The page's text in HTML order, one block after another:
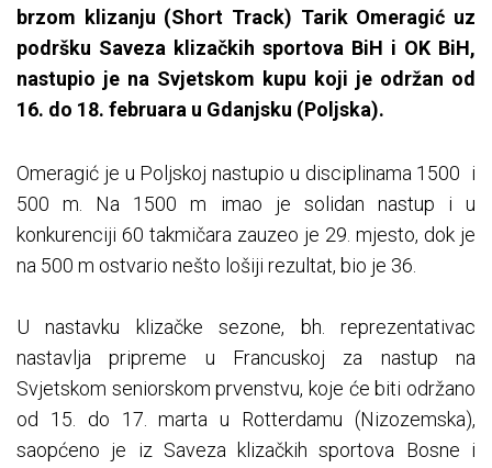
brzom klizanju (Short Track) Tarik Omeragić uz
podršku Saveza klizačkih sportova BiH i OK BiH,
nastupio je na Svjetskom kupu koji je održan od
16. do 18. februara u Gdanjsku (Poljska).
Omeragić je u Poljskoj nastupio u disciplinama 1500 i
500 m. Na 1500 m imao je solidan nastup i u
konkurenciji 60 takmičara zauzeo je 29. mjesto, dok je
na 500 m ostvario nešto lošiji rezultat, bio je 36.
U nastavku klizačke sezone, bh. reprezentativac
nastavlja pripreme u Francuskoj za nastup na
Svjetskom seniorskom prvenstvu, koje će biti održano
od 15. do 17. marta u Rotterdamu (Nizozemska),
saopćeno je iz Saveza klizačkih sportova Bosne i